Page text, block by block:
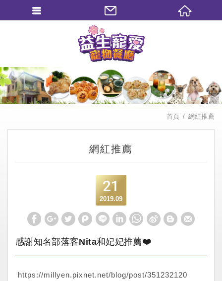
首頁 網紅推薦
網紅推薦
21
2019.09
感謝知名部落客Nita和妃妃推薦❤️
https://millyen.pixnet.net/blog/post/351232120
繁體中文